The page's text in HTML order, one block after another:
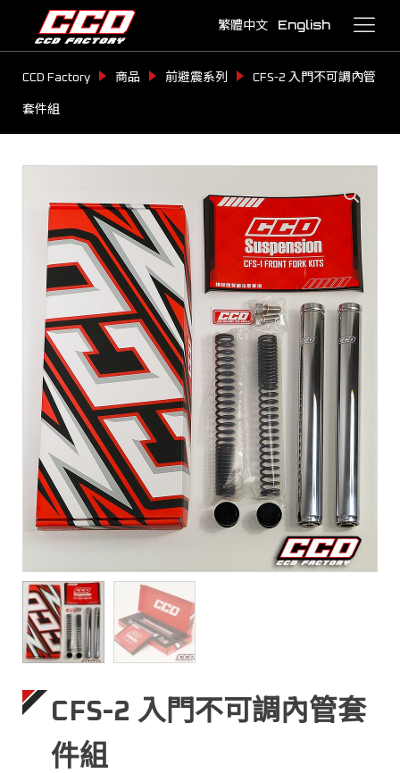
繁體中文 English
CCD Factory 商品 前避震系列 CFS-2 入門不可調內管
套件組
CFS-2 入門不可調內管套
件組